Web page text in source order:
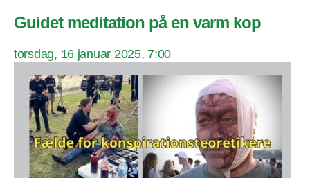
Guidet meditation på en varm kop
torsdag, 16 januar 2025, 7:00